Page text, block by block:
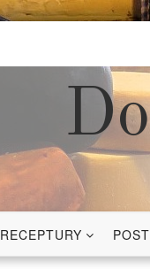
RECEPTURY